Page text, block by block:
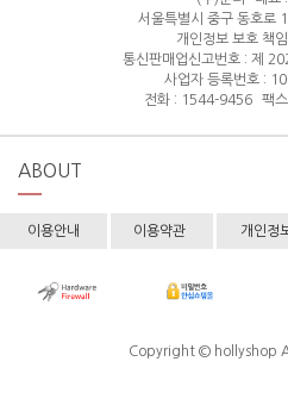
서울특별시 중구 동호로
개인정보 보호 책
통신판매업신고번호 : 제
사업자 등록번호 :
전화 : 1544-9456
팩
ABOUT
이용안내 이용약관 개인정
Copyright © hollyshop